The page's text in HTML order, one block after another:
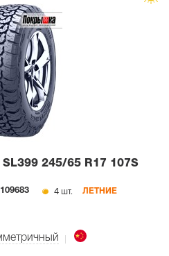
SL399 245/65 R17 107S
4 шт. ЛЕТНИЕ